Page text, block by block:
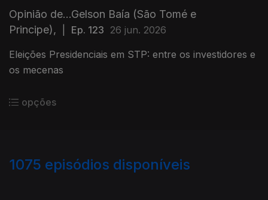
Opinião de...Gelson Baía (São Tomé e
Principe),
Ep. 123 26 jun. 2026
Eleições Presidenciais em STP: entre os investidores e
os mecenas
opções
1075 episódios disponíveis